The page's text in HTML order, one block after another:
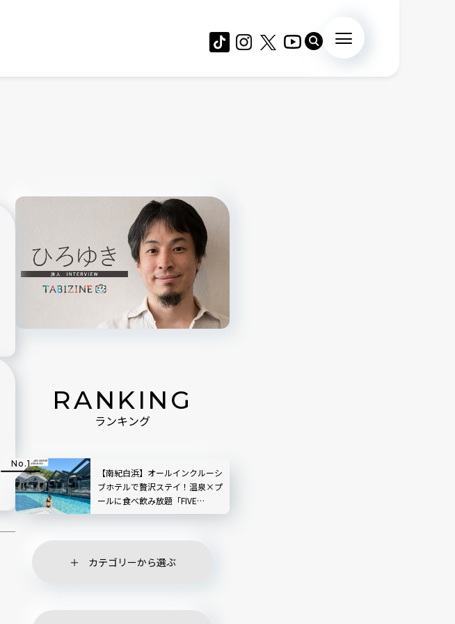
RANKING
ランキング
【南紀白浜】オールインクルーシ
ブホテルで贅沢ステイ！温泉×プ
ールに食べ飲み放題「FIVE
SPRING RESORT THE
カテゴリーから選ぶ